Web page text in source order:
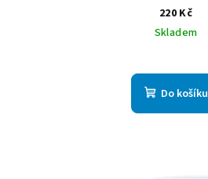
220 Kč
Skladem
Do košíku